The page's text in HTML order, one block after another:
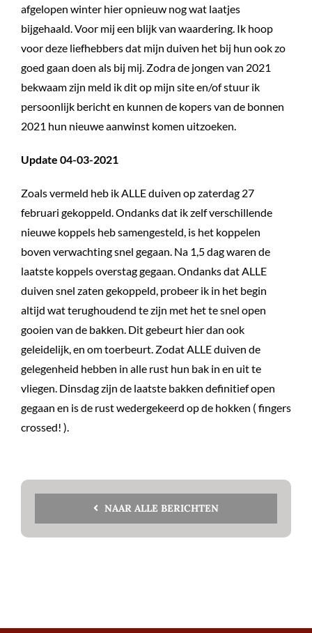
afgelopen winter hier opnieuw nog wat laatjes
bijgehaald. Voor mij een blijk van waardering. Ik hoop
voor deze liefhebbers dat mijn duiven het bij hun ook zo
goed gaan doen als bij mij. Zodra de jongen van 2021
bekwaam zijn meld ik dit op mijn site en/of stuur ik
persoonlijk bericht en kunnen de kopers van de bonnen
2021 hun nieuwe aanwinst komen uitzoeken.
Update 04-03-2021
Zoals vermeld heb ik ALLE duiven op zaterdag 27
februari gekoppeld. Ondanks dat ik zelf verschillende
nieuwe koppels heb samengesteld, is het koppelen
boven verwachting snel gegaan. Na 1,5 dag waren de
laatste koppels overstag gegaan. Ondanks dat ALLE
duiven snel zaten gekoppeld, probeer ik in het begin
altijd wat terughoudend te zijn met het te snel open
gooien van de bakken. Dit gebeurt hier dan ook
geleidelijk, en om toerbeurt. Zodat ALLE duiven de
gelegenheid hebben in alle rust hun bak in en uit te
vliegen. Dinsdag zijn de laatste bakken definitief open
gegaan en is de rust wedergekeerd op de hokken ( fingers
crossed! ).
NAAR ALLE BERICHTEN